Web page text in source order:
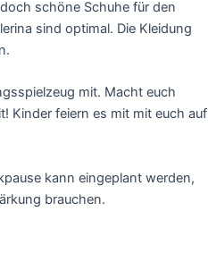
schöne Schuhe für den
sind optimal. Die Kleidung
mit. Macht euch
Kinder feiern es mit mit euch auf
kann eingeplant werden,
brauchen.